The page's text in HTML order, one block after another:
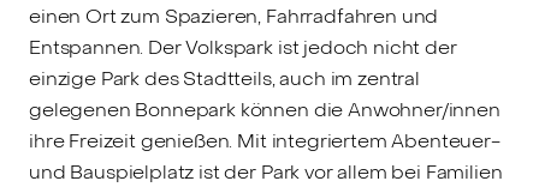
einen Ort zum Spazieren, Fahrradfahren und
Entspannen. Der Volkspark ist jedoch nicht der
einzige Park des Stadtteils, auch im zentral
gelegenen Bonnepark können die Anwohner/innen
ihre Freizeit genießen. Mit integriertem Abenteuer-
und Bauspielplatz ist der Park vor allem bei Familien